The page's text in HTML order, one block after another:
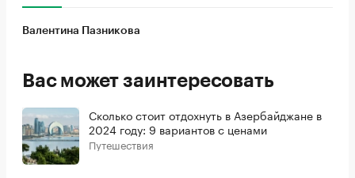
Валентина Пазникова
Вас может заинтересовать
Сколько стоит отдохнуть в Азербайджане в
2024 году: 9 вариантов с ценами
Путешествия